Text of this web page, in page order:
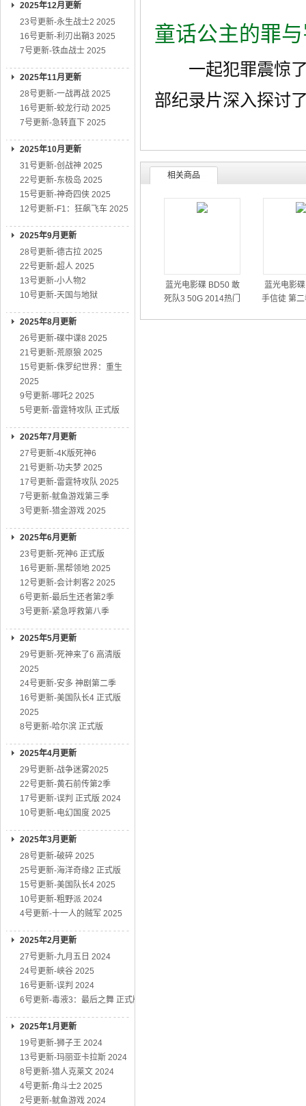
2025年12月更新
23号更新-永生战士2 2025
16号更新-利刃出鞘3 2025
7号更新-铁血战士 2025
2025年11月更新
28号更新-一战再战 2025
16号更新-蛟龙行动 2025
7号更新-急转直下 2025
2025年10月更新
31号更新-创战神 2025
22号更新-东极岛 2025
15号更新-神奇四侠 2025
12号更新-F1：狂飙飞车 2025
2025年9月更新
28号更新-德古拉 2025
22号更新-超人 2025
13号更新-小人物2
10号更新-天国与地狱
2025年8月更新
26号更新-碟中谍8 2025
21号更新-荒原狼 2025
15号更新-侏罗纪世界：重生
2025
9号更新-哪吒2 2025
5号更新-雷霆特攻队 正式版
2025年7月更新
27号更新-4K版死神6
21号更新-功夫梦 2025
17号更新-雷霆特攻队 2025
7号更新-鱿鱼游戏第三季
3号更新-猎金游戏 2025
2025年6月更新
23号更新-死神6 正式版
16号更新-黑帮领地 2025
12号更新-会计刺客2 2025
6号更新-最后生还者第2季
3号更新-紧急呼救第八季
2025年5月更新
29号更新-死神来了6 高清版
2025
24号更新-安多 神剧第二季
16号更新-美国队长4 正式版
2025
8号更新-哈尔滨 正式版
2025年4月更新
29号更新-战争迷雾2025
22号更新-黄石前传第2季
17号更新-误判 正式版 2024
10号更新-电幻国度 2025
2025年3月更新
28号更新-破碎 2025
25号更新-海洋奇缘2 正式版
15号更新-美国队长4 2025
10号更新-粗野派 2024
4号更新-十一人的贼军 2025
2025年2月更新
27号更新-九月五日 2024
24号更新-峡谷 2025
16号更新-误判 2024
6号更新-毒液3：最后之舞 正式版
2025年1月更新
19号更新-狮子王 2024
13号更新-玛丽亚卡拉斯 2024
8号更新-猎人克莱文 2024
4号更新-角斗士2 2025
2号更新-鱿鱼游戏 2024
童话公主的罪
一起犯罪震惊了
部纪录片深入探讨
相关商品
蓝光电影碟 BD50 敢
死队3 50G 2014热门
蓝光电影
手信徒 第